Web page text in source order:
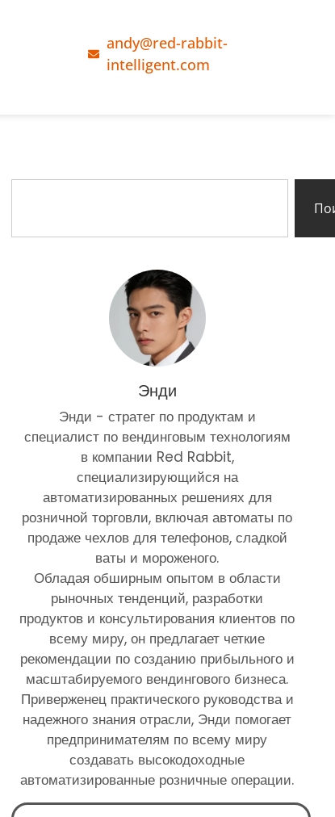
andy@red-rabbit-
intelligent.com
Энди
Энди - стратег по продуктам и
специалист по вендинговым технологиям
в компании Red Rabbit,
специализирующийся на
автоматизированных решениях для
розничной торговли, включая автоматы по
продаже чехлов для телефонов, сладкой
ваты и мороженого.
Обладая обширным опытом в области
рыночных тенденций, разработки
продуктов и консультирования клиентов по
всему миру, он предлагает четкие
рекомендации по созданию прибыльного и
масштабируемого вендингового бизнеса.
Приверженец практического руководства и
надежного знания отрасли, Энди помогает
предпринимателям по всему миру
создавать высокодоходные
автоматизированные розничные операции.